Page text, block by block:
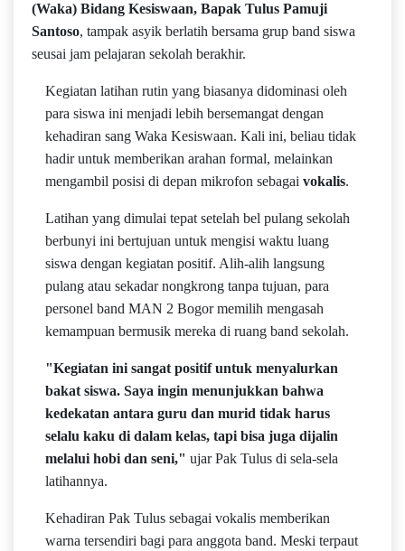
(Waka) Bidang Kesiswaan, Bapak Tulus Pamuji
Santoso, tampak asyik berlatih bersama grup band siswa
seusai jam pelajaran sekolah berakhir.
Kegiatan latihan rutin yang biasanya didominasi oleh
para siswa ini menjadi lebih bersemangat dengan
kehadiran sang Waka Kesiswaan. Kali ini, beliau tidak
hadir untuk memberikan arahan formal, melainkan
mengambil posisi di depan mikrofon sebagai vokalis.
Latihan yang dimulai tepat setelah bel pulang sekolah
berbunyi ini bertujuan untuk mengisi waktu luang
siswa dengan kegiatan positif. Alih-alih langsung
pulang atau sekadar nongkrong tanpa tujuan, para
personel band MAN 2 Bogor memilih mengasah
kemampuan bermusik mereka di ruang band sekolah.
"Kegiatan ini sangat positif untuk menyalurkan
bakat siswa. Saya ingin menunjukkan bahwa
kedekatan antara guru dan murid tidak harus
selalu kaku di dalam kelas, tapi bisa juga dijalin
melalui hobi dan seni," ujar Pak Tulus di sela-sela
latihannya.
Kehadiran Pak Tulus sebagai vokalis memberikan
warna tersendiri bagi para anggota band. Meski terpaut